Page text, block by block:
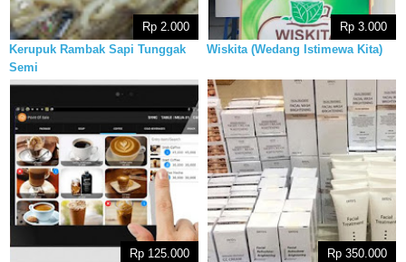
Kerupuk Rambak Sapi Tunggak
Semi
Rp 2.000
Wiskita (Wedang Istimewa Kita)
Rp 3.000
Rp 125.000
Rp 350.000